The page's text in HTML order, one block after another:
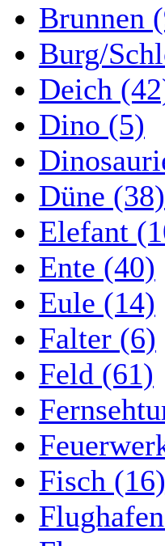
Brunnen
Burg/
Deich
Dino (5)
Düne (38)
Elefant
Ente (40)
Eule (14)
Falter (6)
Feld (61)
Fisch (16)